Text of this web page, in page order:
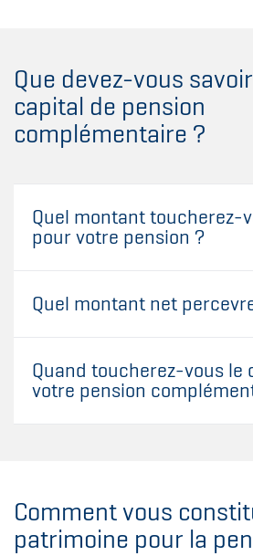
Que devez-vous
capital de pension
complémentaire ?
Quel montant toucherez-
pour votre pension ?
Quel montant net
Quand toucherez-vous le
votre pension
Comment vous
patrimoine pour la